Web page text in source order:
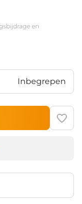
en
Inbegrepen